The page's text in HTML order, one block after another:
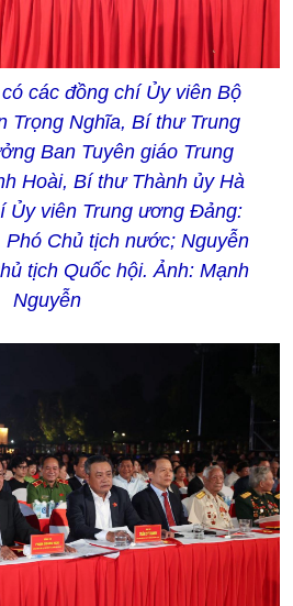
các đồng chí Ủy viên Bộ
Trọng Nghĩa, Bí thư Trung
Ban Tuyên giáo Trung
Hoài, Bí thư Thành ủy Hà
Ủy viên Trung ương Đảng:
Phó Chủ tịch nước; Nguyễn
tịch Quốc hội. Ảnh: Mạnh
Nguyễn